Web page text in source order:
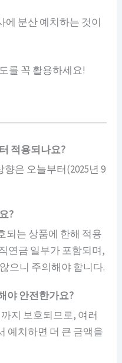
에 분산 예치하는 것이
를 꼭 활용하세요!
적용되나요?
향은 오늘부터(2025년 9
?
되는 상품에 한해 적용
연금 일부가 포함되며,
으니 주의해야 합니다.
야 안전한가요?
지 보호되므로, 여러
예치하면 더 큰 금액을